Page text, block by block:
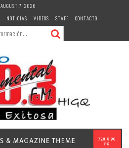
AUGUST 7, 2026
NOTICIAS VIDEOS STAFF CONTACTO